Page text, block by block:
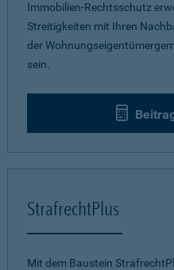
Immobilien-Rechtsschutz
Streitigkeiten mit Ihren
der
sein.
StrafrechtPlus
Mit dem Baustein